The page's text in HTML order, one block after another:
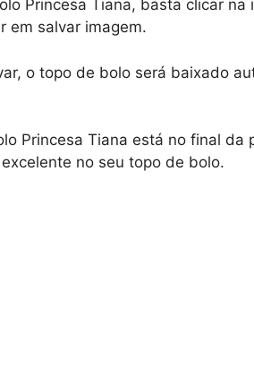
Princesa Tiana, basta clicar
em salvar imagem.
o topo de bolo será baixado
Princesa Tiana está no final da
no seu topo de bolo.